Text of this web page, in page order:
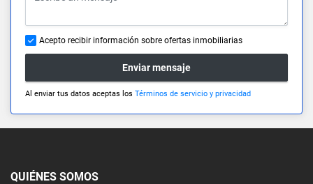
Acepto recibir información sobre ofertas inmobiliarias
Enviar mensaje
Al enviar tus datos aceptas los Términos de servicio y privacidad
QUIÉNES SOMOS